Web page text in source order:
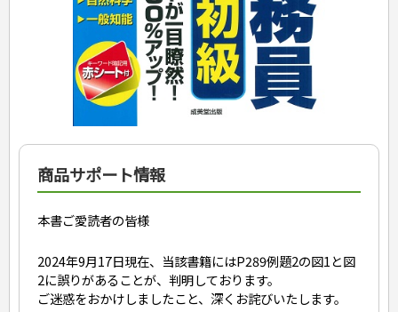
行政書士・宅建
衛生管理・運行管理
建築・土木
電気・危険物
調理師
スキル・キャリアアップ
危険物取扱者
消防設備士
登録販売者
商品サポート情報
本書ご愛読者の皆様
2024年9月17日現在、当該書籍にはP289例題2の図1と図
2に誤りがあることが、判明しております。
ご迷惑をおかけしましたこと、深くお詫びいたします。